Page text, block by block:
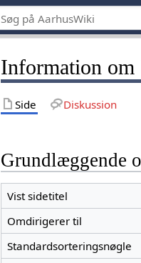
Information om
Side Diskussion
Grundlæggende
Vist sidetitel
Omdirigerer til
Standardsorteringsnøgle